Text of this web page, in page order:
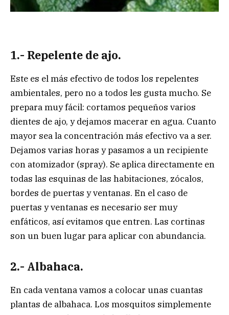
1.- Repelente de ajo.
Este es el más efectivo de todos los repelentes
ambientales, pero no a todos les gusta mucho. Se
prepara muy fácil: cortamos pequeños varios
dientes de ajo, y dejamos macerar en agua. Cuanto
mayor sea la concentración más efectivo va a ser.
Dejamos varias horas y pasamos a un recipiente
con atomizador (spray). Se aplica directamente en
todas las esquinas de las habitaciones, zócalos,
bordes de puertas y ventanas. En el caso de
puertas y ventanas es necesario ser muy
enfáticos, así evitamos que entren. Las cortinas
son un buen lugar para aplicar con abundancia.
2.- Albahaca.
En cada ventana vamos a colocar unas cuantas
plantas de albahaca. Los mosquitos simplemente